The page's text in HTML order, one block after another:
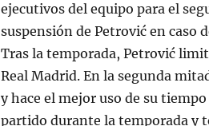
ejecutivos del equipo para el
suspensión de Petrović en caso
Tras la temporada, Petrović
Real Madrid. En la segunda
y hace el mejor uso de su
partido durante la temporada y